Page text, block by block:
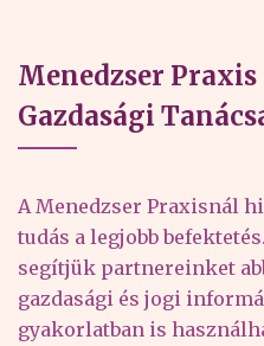
Menedzser Praxis
Gazdasági
A Menedzser Praxisnál
tudás a legjobb
segítjük partnereinket
gazdasági és jogi
gyakorlatban is